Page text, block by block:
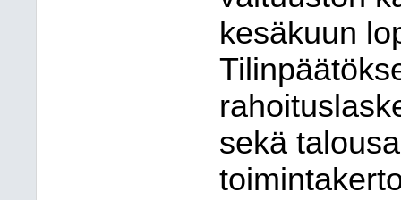
kesäkuun
sekä